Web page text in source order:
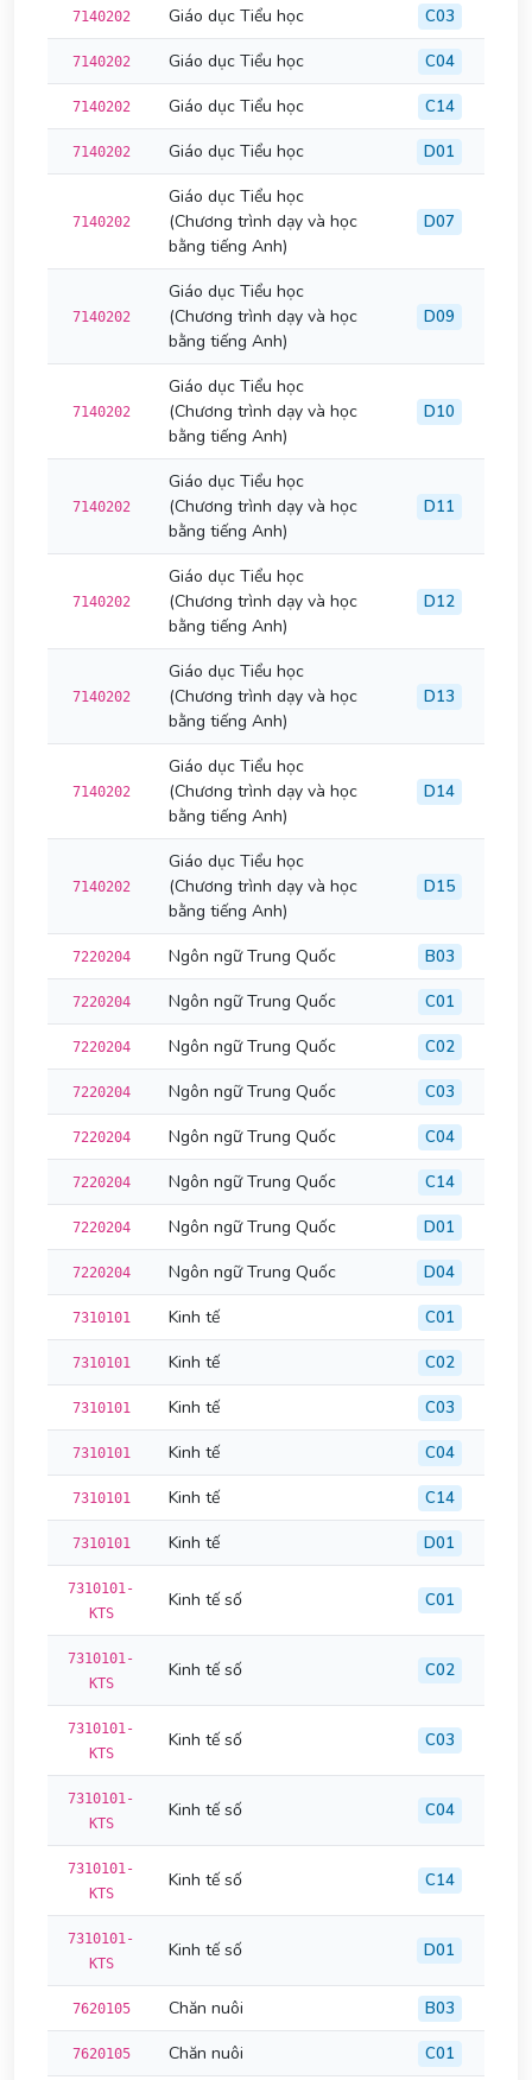
7140202 Giáo dục Tiểu học C03
7140202 Giáo dục Tiểu học C04
7140202 Giáo dục Tiểu học C14
7140202 Giáo dục Tiểu học D01
7140202
Giáo dục Tiểu học
(Chương trình dạy và học
bằng tiếng Anh)
D07
7140202
Giáo dục Tiểu học
(Chương trình dạy và học
bằng tiếng Anh)
D09
7140202
Giáo dục Tiểu học
(Chương trình dạy và học
bằng tiếng Anh)
D10
7140202
Giáo dục Tiểu học
(Chương trình dạy và học
bằng tiếng Anh)
D11
7140202
Giáo dục Tiểu học
(Chương trình dạy và học
bằng tiếng Anh)
D12
7140202
Giáo dục Tiểu học
(Chương trình dạy và học
bằng tiếng Anh)
D13
7140202
Giáo dục Tiểu học
(Chương trình dạy và học
bằng tiếng Anh)
D14
7140202
Giáo dục Tiểu học
(Chương trình dạy và học
bằng tiếng Anh)
D15
7220204 Ngôn ngữ Trung Quốc B03
7220204 Ngôn ngữ Trung Quốc C01
7220204 Ngôn ngữ Trung Quốc C02
7220204 Ngôn ngữ Trung Quốc C03
7220204 Ngôn ngữ Trung Quốc C04
7220204 Ngôn ngữ Trung Quốc C14
7220204 Ngôn ngữ Trung Quốc D01
7220204 Ngôn ngữ Trung Quốc D04
7310101 Kinh tế C01
7310101 Kinh tế C02
7310101 Kinh tế C03
7310101 Kinh tế C04
7310101 Kinh tế C14
7310101 Kinh tế D01
7310101-
KTS
Kinh tế số C01
7310101-
KTS
Kinh tế số C02
7310101-
KTS
Kinh tế số C03
7310101-
KTS
Kinh tế số C04
7310101-
KTS
Kinh tế số C14
7310101-
KTS
Kinh tế số D01
7620105 Chăn nuôi B03
7620105 Chăn nuôi C01